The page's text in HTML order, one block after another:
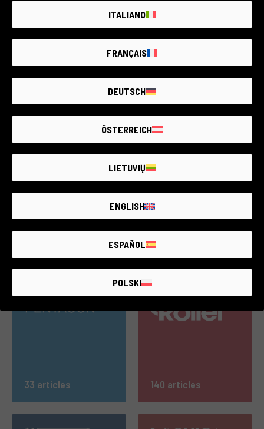
155 articles
696 articles 128 articles
33 articles 140 articles
ITALIANO
FRANÇAIS
DEUTSCH
ÖSTERREICH
LIETUVIŲ
ENGLISH
ESPAÑOL
POLSKI